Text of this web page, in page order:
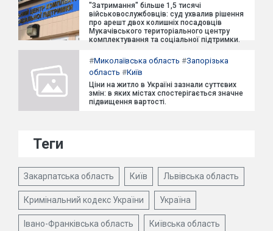
"Затримання" більше 1,5 тисячі
військовослужбовців: суд ухвалив рішення
про арешт двох колишніх посадовців
Мукачівського територіального центру
комплектування та соціальної підтримки.
#Миколаївська область #Запорізька
область #Київ
Ціни на житло в Україні зазнали суттєвих
змін: в яких містах спостерігається значне
підвищення вартості.
Теги
Закарпатська область Київ Львівська область
Кримінальний кодекс України Україна
Івано-Франківська область Київська область